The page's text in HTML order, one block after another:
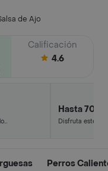
de Ajo
Calificación
4.6
Hasta 70%
Disfruta este
Perros